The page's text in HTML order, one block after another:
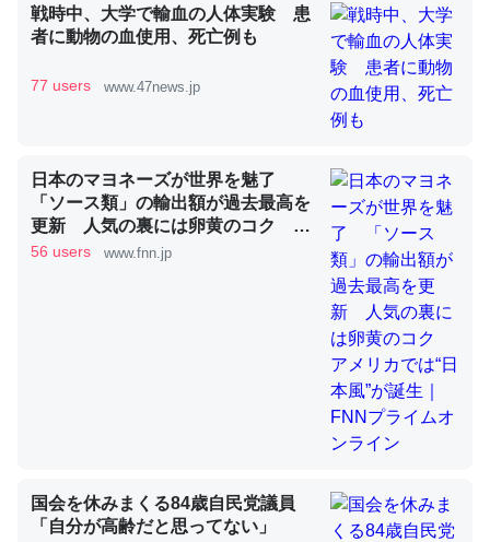
これを元に考えるとカルシウムを大量に使う脊椎動物と貝
類は苦労してるんだな…。腹足類だと殻を無くしてナメク
─ニュース :: 【研究発表】昆虫学の大問題＝「昆虫はなぜ海にいな
いのか」に関する新仮説
ウチもEchoを実家に置いて４年。でたまに覗いてる。ぼ
ちぼちRingも置こうかと画策中。あと、Googleマップで
位置情報を共有してる。電池残量や充電中かが分かるので
─たまにLINEするくらいだった遠方の父67歳と僕。ITツール導入で
戦時中、大学で輸血の人体実験 患
者に動物の血使用、死亡例も
77 users www.47news.jp
日本のマヨネーズが世界を魅了
「ソース類」の輸出額が過去最高を
更新 人気の裏には卵黄のコク ア
メリカでは“日本風”が誕生｜FNNプ
56 users www.fnn.jp
国会を休みまくる84歳自民党議員
「自分が高齢だと思ってない」